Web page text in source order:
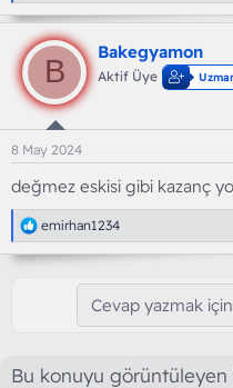
p
k
i
e
r
:
B
Bakegyamon
Aktif Üye
8 May 2024
değmez eskisi gibi kazanç
T
e
p
:
emirhan1234
Cevap yazmak
Bu konuyu görüntüleyen